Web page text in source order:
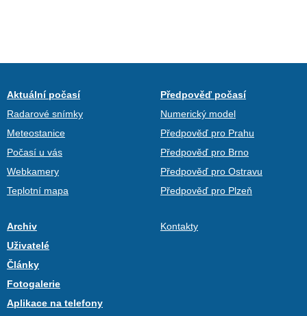
Aktuální počasí
Radarové snímky
Meteostanice
Počasí u vás
Webkamery
Teplotní mapa
Předpověď počasí
Numerický model
Předpověď pro Prahu
Předpověď pro Brno
Předpověď pro Ostravu
Předpověď pro Plzeň
Archiv
Uživatelé
Články
Fotogalerie
Aplikace na telefony
Kontakty